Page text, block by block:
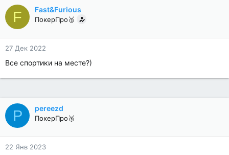
F Fast&Furious
ПокерПро🥈
27 Дек 2022
Все спортики на месте?)
P pereezd
ПокерПро🥉
22 Янв 2023